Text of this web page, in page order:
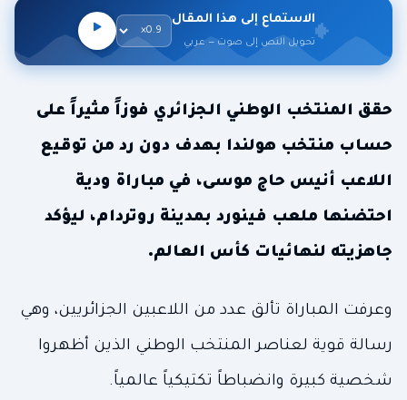
الاستماع إلى هذا المقال
تحويل النص إلى صوت — عربي
حقق المنتخب الوطني الجزائري فوزاً مثيراً على
حساب منتخب هولندا بهدف دون رد من توقيع
اللاعب أنيس حاج موسى، في مباراة ودية
احتضنها ملعب فينورد بمدينة روتردام، ليؤكد
جاهزيته لنهائيات كأس العالم.
وعرفت المباراة تألق عدد من اللاعبين الجزائريين، وهي
رسالة قوية لعناصر المنتخب الوطني الذين أظهروا
شخصية كبيرة وانضباطاً تكتيكياً عالمياً.